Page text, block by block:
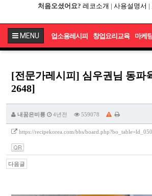
처음오셨어요? 레코소개 | 사용설명서 |
MENU 업소용레시피 창업요리교육 마케
[전문가레시피] 심우권님 동파
2648]
내꿈은비룡 4년전 559078
https://recipekorea.com/bbs/
다음글